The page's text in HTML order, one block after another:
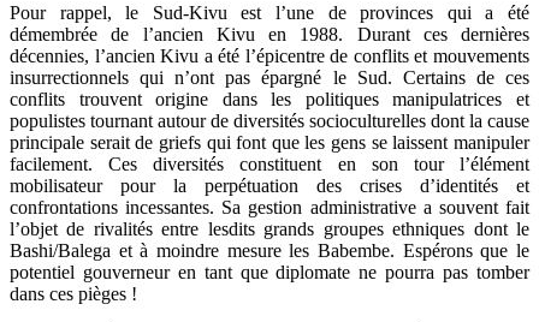
Pour rappel, le Sud-Kivu est l’une de provinces qui a été
démembrée de l’ancien Kivu en 1988. Durant ces dernières
décennies, l’ancien Kivu a été l’épicentre de conflits et mouvements
insurrectionnels qui n’ont pas épargné le Sud. Certains de ces
conflits trouvent origine dans les politiques manipulatrices et
populistes tournant autour de diversités socioculturelles dont la cause
principale serait de griefs qui font que les gens se laissent manipuler
facilement. Ces diversités constituent en son tour l’élément
mobilisateur pour la perpétuation des crises d’identités et
confrontations incessantes. Sa gestion administrative a souvent fait
l’objet de rivalités entre lesdits grands groupes ethniques dont le
Bashi/Balega et à moindre mesure les Babembe. Espérons que le
potentiel gouverneur en tant que diplomate ne pourra pas tomber
dans ces pièges !